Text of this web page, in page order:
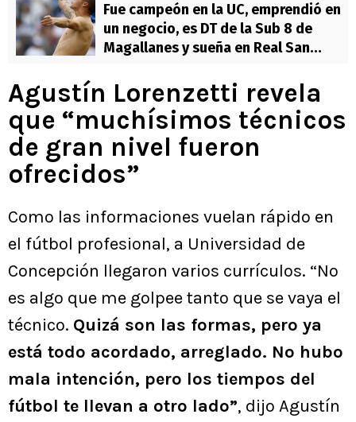
Fue campeón en la UC, emprendió en
un negocio, es DT de la Sub 8 de
Magallanes y sueña en Real San
Agustín Lorenzetti revela
que “muchísimos técnicos
de gran nivel fueron
ofrecidos”
Como las informaciones vuelan rápido en
el fútbol profesional, a Universidad de
Concepción llegaron varios currículos. “No
es algo que me golpee tanto que se vaya el
técnico. Quizá son las formas, pero ya
está todo acordado, arreglado. No hubo
mala intención, pero los tiempos del
fútbol te llevan a otro lado”, dijo Agustín